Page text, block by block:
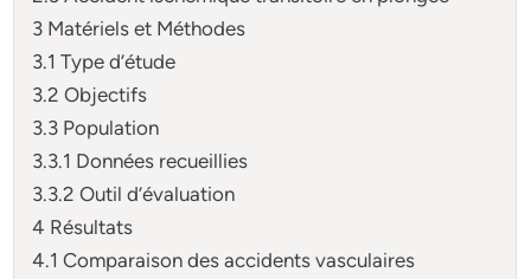
3 Matériels et Méthodes
3.1 Type d’étude
3.2 Objectifs
3.3 Population
3.3.1 Données recueillies
3.3.2 Outil d’évaluation
4 Résultats
4.1 Comparaison des accidents vasculaires